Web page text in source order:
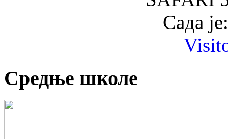
Сада
Средње школе